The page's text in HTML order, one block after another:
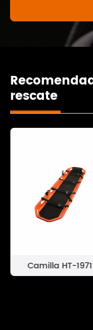
rescate
Camilla HT-1971